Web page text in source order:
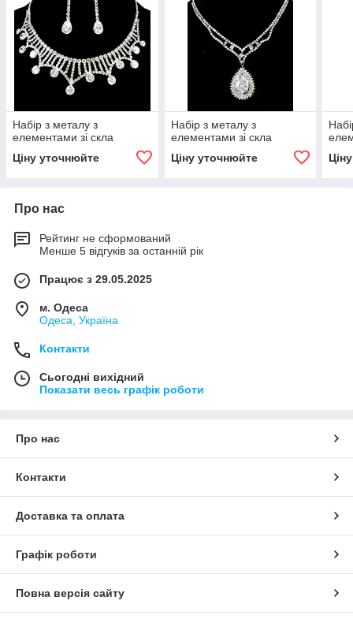
Набір з металу з
елементами зі скла
Ціну уточнюйте
Набір з металу з
елементами зі скла
Ціну уточнюйте
Про нас
Рейтинг не сформований
Менше 5 відгуків за останній рік
Працює з 29.05.2025
м. Одеса
Одеса, Україна
Контакти
Сьогодні вихідний
Показати весь графік роботи
Про нас
Контакти
Доставка та оплата
Графік роботи
Повна версія сайту